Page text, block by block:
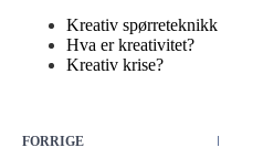
Kreativ spørreteknikk
Hva er kreativitet?
Kreativ krise?
FORRIGE